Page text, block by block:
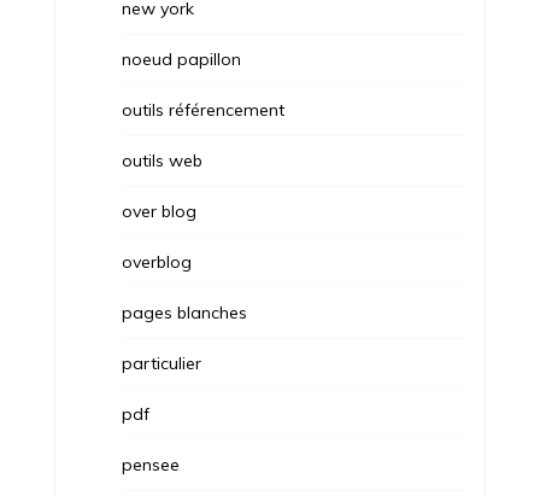
new york
noeud papillon
outils référencement
outils web
over blog
overblog
pages blanches
particulier
pdf
pensee